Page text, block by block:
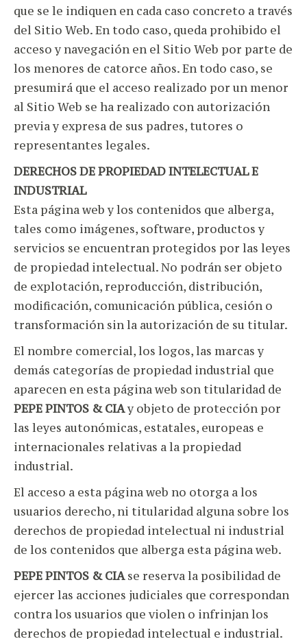
que se le indiquen en cada caso concreto a través
del Sitio Web. En todo caso, queda prohibido el
acceso y navegación en el Sitio Web por parte de
los menores de catorce años. En todo caso, se
presumirá que el acceso realizado por un menor
al Sitio Web se ha realizado con autorización
previa y expresa de sus padres, tutores o
representantes legales.
DERECHOS DE PROPIEDAD INTELECTUAL E
INDUSTRIAL
Esta página web y los contenidos que alberga,
tales como imágenes, software, productos y
servicios se encuentran protegidos por las leyes
de propiedad intelectual. No podrán ser objeto
de explotación, reproducción, distribución,
modificación, comunicación pública, cesión o
transformación sin la autorización de su titular.
El nombre comercial, los logos, las marcas y
demás categorías de propiedad industrial que
aparecen en esta página web son titularidad de
PEPE PINTOS & CIAy objeto de protección por
las leyes autonómicas, estatales, europeas e
internacionales relativas a la propiedad
industrial.
El acceso a esta página web no otorga a los
usuarios derecho, ni titularidad alguna sobre los
derechos de propiedad intelectual ni industrial
de los contenidos que alberga esta página web.
PEPE PINTOS & CIAse reserva la posibilidad de
ejercer las acciones judiciales que correspondan
contra los usuarios que violen o infrinjan los
derechos de propiedad intelectual e industrial.